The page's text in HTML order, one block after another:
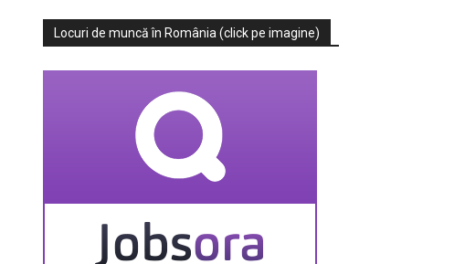
Locuri de muncă în România (click pe imagine)